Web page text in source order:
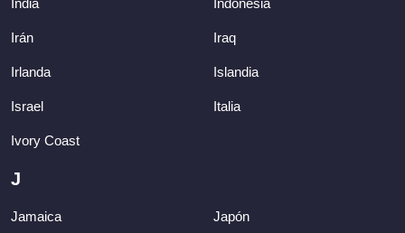
Irán Iraq
Irlanda Islandia
Israel Italia
Ivory Coast
J
Jamaica Japón